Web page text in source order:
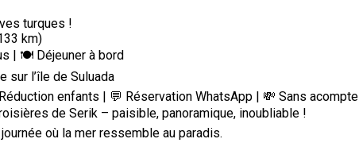
turques !
km)
| 🍽️ Déjeuner à bord
sur l’île de Suluada
enfants | 💬 Réservation WhatsApp | 💸 Sans acompte
de Serik – paisible, panoramique, inoubliable !
où la mer ressemble au paradis.